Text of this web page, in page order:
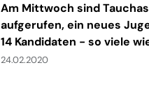
Am Mittwoch sind
aufgerufen, ein neues
14 Kandidaten - so viele
24.02.2020